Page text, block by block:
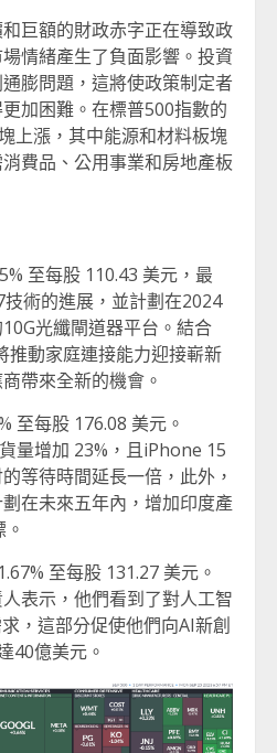
巨額的財政赤字正在導致政
情緒產生了負面影響。投資
膨問題，這將使政策制定者
加困難。在標普500指數的
上漲，其中能源和材料板塊
費品、公用事業和房地產板
至每股 110.43 美元，最
術的進展，並計劃在2024
光纖閘道器平台。結合
推動家庭連接能力迎接嶄新
帶來全新的機會。
至每股 176.08 美元。
量增加 23%，且iPhone 15
等待時間延長一倍，此外，
在未來五年內，增加印度產
至每股 131.27 美元。
表示，他們看到了對人工智
，這部分促使他們向AI新創
40億美元。